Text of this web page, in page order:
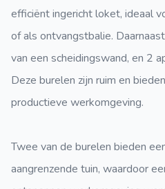
efficiënt ingericht loket, ideaal
of als ontvangstbalie.
van een scheidingswand, en 2
Deze burelen zijn ruim en
productieve werkomgeving.
Twee van de burelen bieden
aangrenzende tuin, waardoor